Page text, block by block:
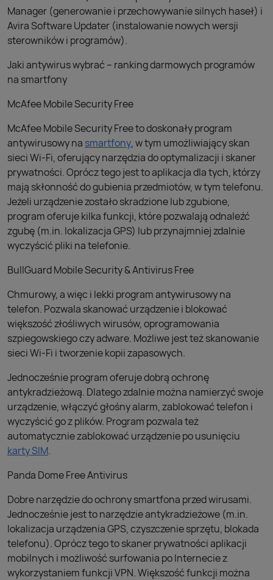
Manager (generowanie i przechowywanie silnych haseł) i
Avira Software Updater (instalowanie nowych wersji
sterowników i programów).
Jaki antywirus wybrać – ranking darmowych programów
na smartfony
McAfee Mobile Security Free
McAfee Mobile Security Free to doskonały program
antywirusowy na smartfony, w tym umożliwiający skan
sieci Wi-Fi, oferujący narzędzia do optymalizacji i skaner
prywatności. Oprócz tego jest to aplikacja dla tych, którzy
mają skłonność do gubienia przedmiotów, w tym telefonu.
Jeżeli urządzenie zostało skradzione lub zgubione,
program oferuje kilka funkcji, które pozwalają odnaleźć
zgubę (m.in. lokalizacja GPS) lub przynajmniej zdalnie
wyczyścić pliki na telefonie.
BullGuard Mobile Security & Antivirus Free
Chmurowy, a więc i lekki program antywirusowy na
telefon. Pozwala skanować urządzenie i blokować
większość złośliwych wirusów, oprogramowania
szpiegowskiego czy adware. Możliwe jest też skanowanie
sieci Wi-Fi i tworzenie kopii zapasowych.
Jednocześnie program oferuje dobrą ochronę
antykradzieżową. Dlatego zdalnie można namierzyć swoje
urządzenie, włączyć głośny alarm, zablokować telefon i
wyczyścić go z plików. Program pozwala też
automatycznie zablokować urządzenie po usunięciu
karty SIM.
Panda Dome Free Antivirus
Dobre narzędzie do ochrony smartfona przed wirusami.
Jednocześnie jest to narzędzie antykradzieżowe (m.in.
lokalizacja urządzenia GPS, czyszczenie sprzętu, blokada
telefonu). Oprócz tego to skaner prywatności aplikacji
mobilnych i możliwość surfowania po Internecie z
wykorzystaniem funkcji VPN. Większość funkcji można